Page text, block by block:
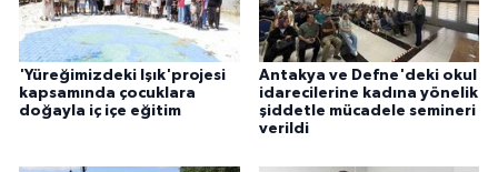
'Yüreğimizdeki Işık'projesi
kapsamında çocuklara
doğayla iç içe eğitim
Antakya ve Defne'deki okul
idarecilerine kadına yönelik
şiddetle mücadele semineri
verildi